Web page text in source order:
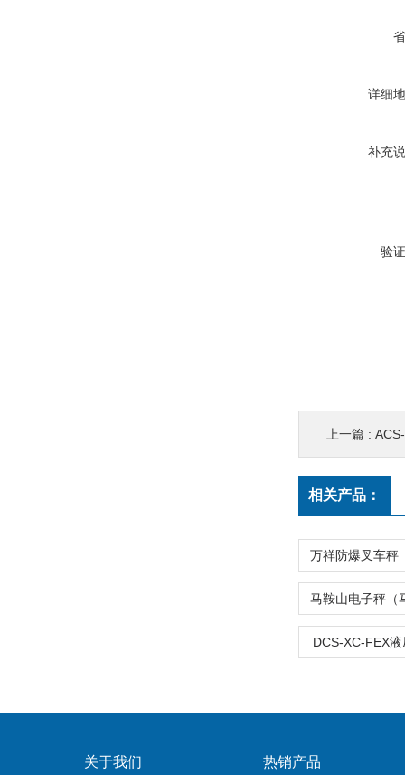
详细
补充
验
上一篇 : ACS-
相关产品：
DCS-XC-FEX
关于我们 热销产品